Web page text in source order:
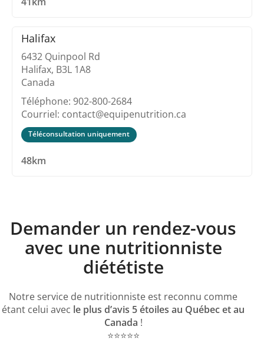
Halifax
6432 Quinpool Rd
Halifax, B3L 1A8
Canada
Téléphone: 902-800-2684
Courriel: contact@equipenutrition.ca
Téléconsultation uniquement
48km
Demander un rendez-vous
avec une nutritionniste
diététiste
Notre service de nutritionniste est reconnu comme
étant celui avec le plus d’avis 5 étoiles au Québec et au
Canada !
⭐️⭐️⭐️⭐️⭐️